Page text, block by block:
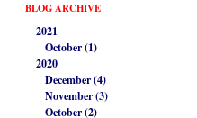
BLOG ARCHIVE
2021
October (1)
2020
December (4)
November (3)
October (2)